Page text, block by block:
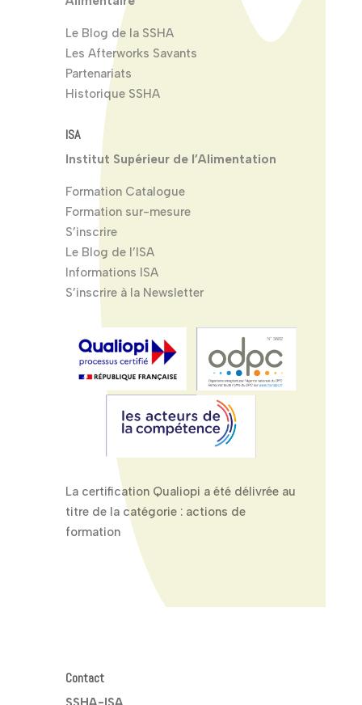
Le Blog de la SSHA
Les Afterworks Savants
Partenariats
Historique SSHA
ISA
Institut Supérieur de l’Alimentation
Formation Catalogue
Formation sur-mesure
S’inscrire
Le Blog de l’ISA
Informations ISA
S’inscrire à la Newsletter
La certification Qualiopi a été délivrée au
titre de la catégorie : actions de
formation
Contact